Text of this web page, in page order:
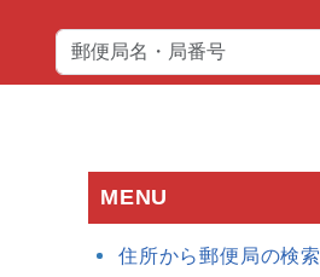
MENU
住所から郵便局の検索